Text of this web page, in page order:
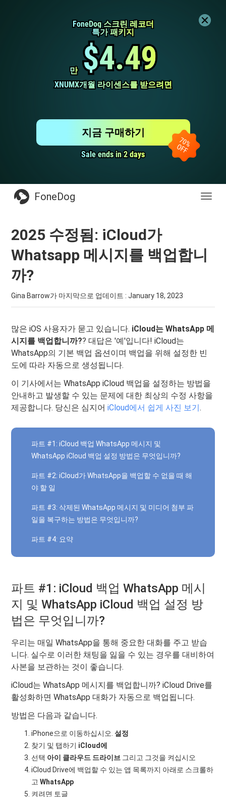
FoneDog 스크린 레코더
FoneDog 스크린 레코더
특가 패키지
특가 패키지
만
만 $4.49
$4.49
XNUMX개월 라이센스를 받으려면
XNUMX개월 라이센스를 받으려면
Sale ends in 2 days
Sale ends in 2 days
지금 구매하기
전
FoneDog
2025 수정됨: iCloud가
Whatsapp 메시지를 백업합니
까?
Gina Barrow가 마지막으로 업데이트 :January 18, 2023
많은 iOS 사용자가 묻고 있습니다. iCloud는 WhatsApp 메
시지를 백업합니까?? 대답은 '예'입니다! iCloud는
WhatsApp의 기본 백업 옵션이며 백업을 위해 설정한 빈
도에 따라 자동으로 생성됩니다.
이 기사에서는 WhatsApp iCloud 백업을 설정하는 방법을
안내하고 발생할 수 있는 문제에 대한 최상의 수정 사항을
제공합니다. 당신은 심지어iCloud에서 쉽게 사진 보기.
파트 #1: iCloud 백업 WhatsApp 메시지 및
WhatsApp iCloud 백업 설정 방법은 무엇입니까?
파트 #2: iCloud가 WhatsApp을 백업할 수 없을 때 해
야 할 일
파트 #3: 삭제된 WhatsApp 메시지 및 미디어 첨부 파
일을 복구하는 방법은 무엇입니까?
파트 #4: 요약
파트 #1: iCloud 백업 WhatsApp 메시
지 및 WhatsApp iCloud 백업 설정 방
법은 무엇입니까?
우리는 매일 WhatsApp을 통해 중요한 대화를 주고 받습
니다. 실수로 이러한 채팅을 잃을 수 있는 경우를 대비하여
사본을 보관하는 것이 좋습니다.
iCloud는 WhatsApp 메시지를 백업합니까? iCloud Drive를
활성화하면 WhatsApp 대화가 자동으로 백업됩니다.
방법은 다음과 같습니다.
iPhone으로 이동하십시오.설정
찾기 및 탭하기 iCloud에
선택 아이 클라우드 드라이브 그리고 그것을 켜십시오
iCloud Drive에 백업할 수 있는 앱 목록까지 아래로 스크롤하
고WhatsApp
켜려면 토글